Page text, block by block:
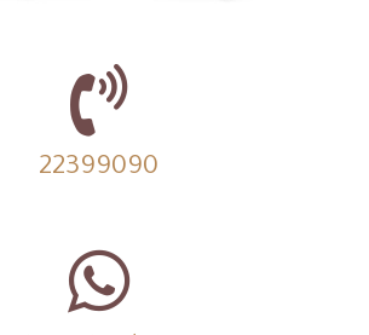
22399090